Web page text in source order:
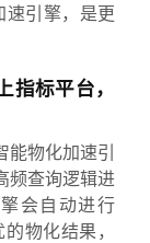
速引擎，是更
指标平台，
物化加速引
频查询逻辑进
会自动进行
物化结果，